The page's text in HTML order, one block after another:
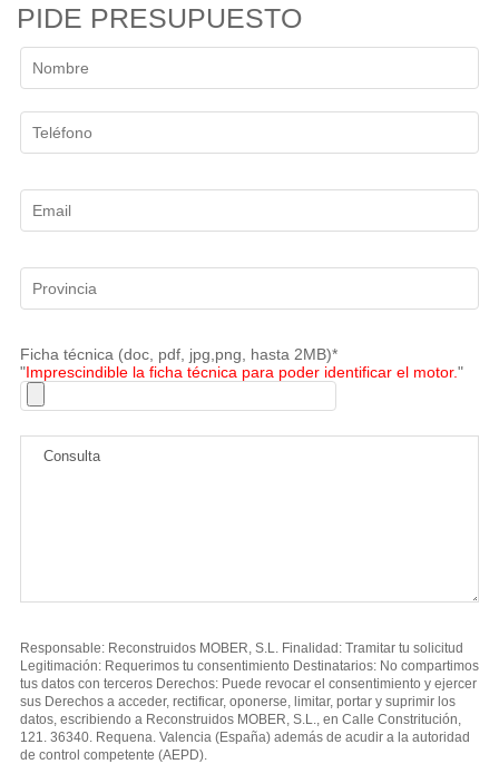
PIDE PRESUPUESTO
Ficha técnica (doc, pdf, jpg,png, hasta 2MB)*
"Imprescindible la ficha técnica para poder identificar el motor."
Responsable: Reconstruidos MOBER, S.L. Finalidad: Tramitar tu solicitud
Legitimación: Requerimos tu consentimiento Destinatarios: No compartimos
tus datos con terceros Derechos: Puede revocar el consentimiento y ejercer
sus Derechos a acceder, rectificar, oponerse, limitar, portar y suprimir los
datos, escribiendo a Reconstruidos MOBER, S.L., en Calle Constritución,
121. 36340. Requena. Valencia (España) además de acudir a la autoridad
de control competente (AEPD).